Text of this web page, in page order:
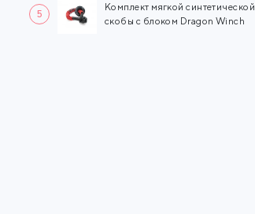
5
Комплект мягкой синтетической
скобы с блоком Dragon Winch